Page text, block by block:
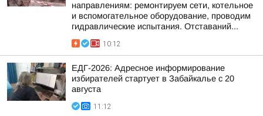
направлениям: ремонтируем сети, котельное
и вспомогательное оборудование, проводим
гидравлические испытания. Отставаний...
10:12
ЕДГ-2026: Адресное информирование
избирателей стартует в Забайкалье с 20
августа
11:12